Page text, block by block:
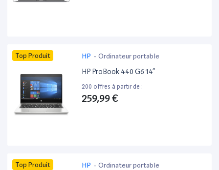
Top Produit HP - Ordinateur portable
HP ProBook 440 G6 14”
200 offres à partir de :
259,99 €
Top Produit HP - Ordinateur portable